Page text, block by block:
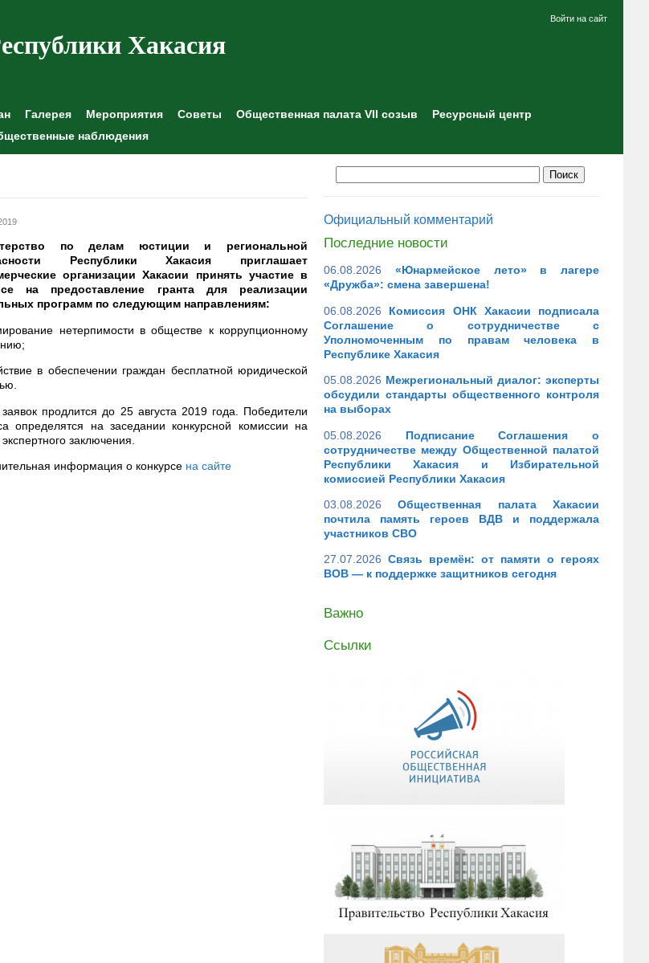
Хакасия
Войти на сайт
Галерея Мероприятия Советы Общественная палата VII созыв
Ресурсный центр
наблюдения
по делам юстиции и региональной
Республики Хакасия приглашает
организации Хакасии принять участие в
на предоставление гранта для реализации
программ по следующим направлениям:
нетерпимости в обществе к коррупционному
в обеспечении граждан бесплатной юридической
продлится до 25 августа 2019 года. Победители
определятся на заседании конкурсной комиссии на
заключения.
информация о конкурсе на сайте
Официальный комментарий
Последние новости
06.08.2026
«Юнармейское лето» в лагере
«Дружба»: смена завершена!
06.08.2026
Комиссия ОНК Хакасии подписала
Соглашение о сотрудничестве с
Уполномоченным по правам человека в
Республике Хакасия
05.08.2026 Межрегиональный диалог: эксперты
обсудили стандарты общественного контроля
на выборах
05.08.2026
Подписание Соглашения о
сотрудничестве между Общественной палатой
Республики Хакасия и Избирательной
комиссией Республики Хакасия
03.08.2026
Общественная палата Хакасии
почтила память героев ВДВ и поддержала
участников СВО
27.07.2026 Связь времён: от памяти о героях
ВОВ — к поддержке защитников сегодня
Важно
Ссылки